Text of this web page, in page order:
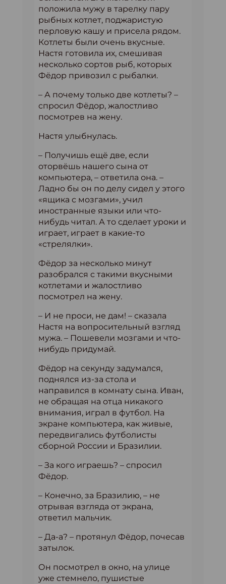
положила мужу в тарелку пару
рыбных котлет, поджаристую
перловую кашу и присела рядом.
Котлеты были очень вкусные.
Настя готовила их, смешивая
несколько сортов рыб, которых
Фёдор привозил с рыбалки.
– А почему только две котлеты? –
спросил Фёдор, жалостливо
посмотрев на жену.
Настя улыбнулась.
– Получишь ещё две, если
оторвёшь нашего сына от
компьютера, – ответила она. –
Ладно бы он по делу сидел у этого
«ящика с мозгами», учил
иностранные языки или что-
нибудь читал. А то сделает уроки и
играет, играет в какие-то
«стрелялки».
Фёдор за несколько минут
разобрался с такими вкусными
котлетами и жалостливо
посмотрел на жену.
– И не проси, не дам! – сказала
Настя на вопросительный взгляд
мужа. – Пошевели мозгами и что-
нибудь придумай.
Фёдор на секунду задумался,
поднялся из-за стола и
направился в комнату сына. Иван,
не обращая на отца никакого
внимания, играл в футбол. На
экране компьютера, как живые,
передвигались футболисты
сборной России и Бразилии.
– За кого играешь? – спросил
Фёдор.
– Конечно, за Бразилию, – не
отрывая взгляда от экрана,
ответил мальчик.
– Да-а? – протянул Фёдор, почесав
затылок.
Он посмотрел в окно, на улице
уже стемнело, пушистые